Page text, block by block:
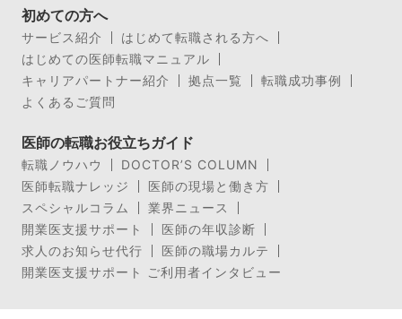
初めての方へ
サービス紹介
はじめて転職される方へ
はじめての医師転職マニュアル
キャリアパートナー紹介
拠点一覧
転職成功事例
よくあるご質問
医師の転職お役立ちガイド
転職ノウハウ
DOCTOR’S COLUMN
医師転職ナレッジ
医師の現場と働き方
スペシャルコラム
業界ニュース
開業医支援サポート
医師の年収診断
求人のお知らせ代行
医師の職場カルテ
開業医支援サポート ご利用者インタビュー